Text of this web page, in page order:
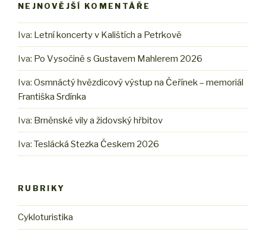
NEJNOVĚJŠÍ KOMENTÁŘE
Iva: Letní koncerty v Kalištích a Petrkově
Iva: Po Vysočině s Gustavem Mahlerem 2026
Iva: Osmnáctý hvězdicový výstup na Čeřínek – memoriál
Františka Srdínka
Iva: Brněnské vily a židovský hřbitov
Iva: Teslácká Stezka Českem 2026
RUBRIKY
Cykloturistika